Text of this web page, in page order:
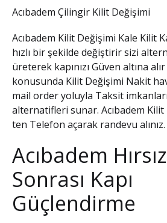
Acıbadem Çilingir Kilit Değişimi
Acıbadem Kilit Değişimi Kale Kilit
hızlı bir şekilde değiştirir sizi
üreterek kapınızı Güven altına
konusunda Kilit Değişimi Nakit
mail order yoluyla Taksit
alternatifleri sunar. Acıbadem
ten Telefon açarak randevu alınız.
Acıbadem
Sonrası Kapı
Güçlendirme